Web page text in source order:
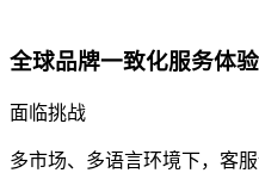
全球品牌一致化服务体验
面临挑战
多市场、多语言环境下，客